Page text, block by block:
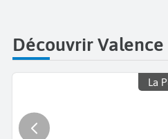
Découvrir Valence
La